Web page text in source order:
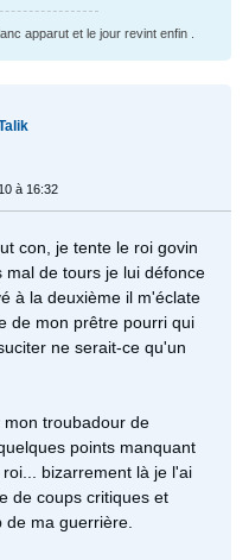
apparut et le jour revint enfin .
à 16:32
con, je tente le roi govin
de tours je lui défonce
à la deuxième il m'éclate
de mon prêtre pourri qui
ne serait-ce qu'un
troubadour de
points manquant
bizarrement là je l'ai
de coups critiques et
ma guerrière.